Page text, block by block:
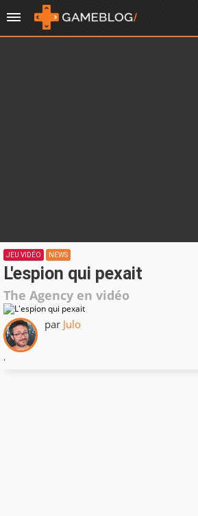
JEU VIDÉO NEWS
L'espion qui pexait
The Agency en vidéo
par Julo
.